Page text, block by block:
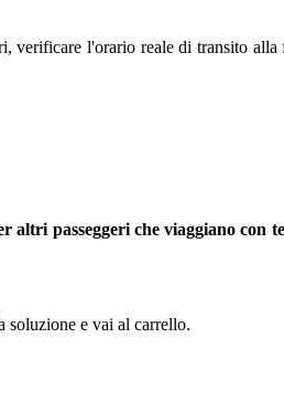
l'orario reale di transito
altri passeggeri che viaggiano con te
e vai al carrello.